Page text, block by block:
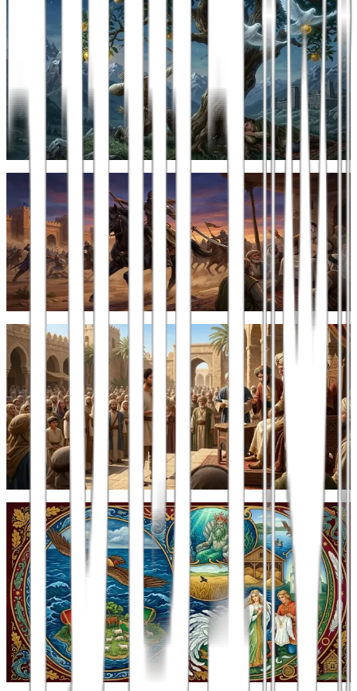
סיפור גניבת תפוחי הזהב והולדתם של וַורְזָמֵג ויִמִיס: מסע אל לב
המיתולוגיה הצ'רקסית
תרגום ועריכה: יואל שלום פרץ ספר יסופר כי לנָרְטִים היה עץ זהב. לא
היה זה עץ רגיל...
3 באפריל 2026
מאת יואל שלום פרץ
ניתוח של סיפורי "סִירָת אל-אמירה ד'את אל-הימה" במצרים
מאת הבטאללה עומר (Hebatalla Omar), אוניברסיטת נגויה, נגויה,
יפן.נוסח עברי (עיבוד...
24 במרץ 2026
מאת
יואל שלום פרץ
כללי
חסן הפיקח
התחבולה שהשתבשה: סיפורו של חסן שהפך את גזר הדין לניצחון
סיפור עממי מהכפר ערב אל מאריסאתאסע"י 17418 7/8/1982הקליט:
יואל פרץ היה היה מלך ו...
12 במרץ 2026
מאת יואל שלום פרץ
כללי
צאר הים ווָסִילִֿיסָה החכמה: סיפור עם רוסי
מעשייה רוסית קלאסית על הצאר שחמל על הנשר, ועל הבן שנאלץ
להתמודד עם צאר הימים
נוסח עברי: יואל פרץ הרחק הרחק מעבר לשלוש כפול תשע ממלכות,
בממלכה השלושים, חיפעם...
28 בפברואר 2026
מאת יואל שלום פרץ